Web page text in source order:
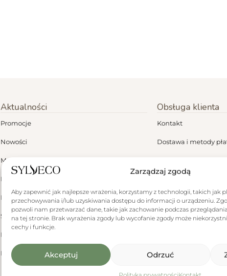
Zarządzaj zgodą
Aby zapewnić jak najlepsze wrażenia, korzystamy z technologii, takich jak
przechowywania i/lub uzyskiwania dostępu do informacji o urządzeniu.
pozwoli nam przetwarzać dane, takie jak zachowanie podczas
na tej stronie. Brak wyrażenia zgody lub wycofanie zgody może
cechy i funkcje.
Akceptuj Odrzuć
Aktualności
Promocje
Nowości
Moje konto
Dermokonsultacje
Blog
Sylveco za granicą
Polityka plików cookies
Polityka plików cookies
Obsługa klienta
Kontakt
Dostawa i metody
Zwroty i reklamacje
RODO